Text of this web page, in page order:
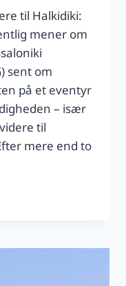
til Halkidiki:
mener om
sent om
på et eventyr
– især
til
mere end to